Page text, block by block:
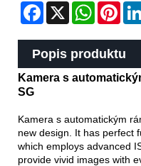
Facebook
X WhatsApp
Popis produktu
Kamera s
SG
Kamera s automatickým
new design. It has perfect
which employs advanced
provide vivid images with